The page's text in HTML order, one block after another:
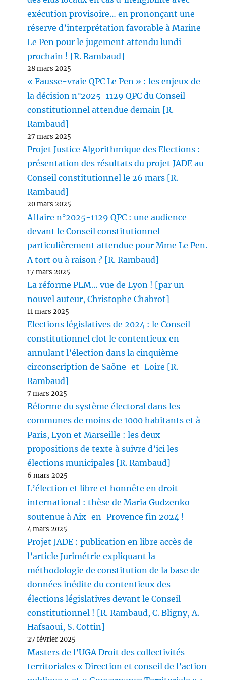
exécution provisoire… en prononçant une
réserve d’interprétation favorable à Marine
Le Pen pour le jugement attendu lundi
prochain ! [R. Rambaud]
28 mars 2025
« Fausse-vraie QPC Le Pen » : les enjeux de
la décision n°2025-1129 QPC du Conseil
constitutionnel attendue demain [R.
Rambaud]
27 mars 2025
Projet Justice Algorithmique des Elections :
présentation des résultats du projet JADE au
Conseil constitutionnel le 26 mars [R.
Rambaud]
20 mars 2025
Affaire n°2025-1129 QPC : une audience
devant le Conseil constitutionnel
particulièrement attendue pour Mme Le Pen.
A tort ou à raison ? [R. Rambaud]
17 mars 2025
La réforme PLM… vue de Lyon ! [par un
nouvel auteur, Christophe Chabrot]
11 mars 2025
Elections législatives de 2024 : le Conseil
constitutionnel clot le contentieux en
annulant l’élection dans la cinquième
circonscription de Saône-et-Loire [R.
Rambaud]
7 mars 2025
Réforme du système électoral dans les
communes de moins de 1000 habitants et à
Paris, Lyon et Marseille : les deux
propositions de texte à suivre d’ici les
élections municipales [R. Rambaud]
6 mars 2025
L’élection et libre et honnête en droit
international : thèse de Maria Gudzenko
soutenue à Aix-en-Provence fin 2024 !
4 mars 2025
Projet JADE : publication en libre accès de
l’article Jurimétrie expliquant la
méthodologie de constitution de la base de
données inédite du contentieux des
élections législatives devant le Conseil
constitutionnel ! [R. Rambaud, C. Bligny, A.
Hafsaoui, S. Cottin]
27 février 2025
Masters de l’UGA Droit des collectivités
territoriales « Direction et conseil de l’action